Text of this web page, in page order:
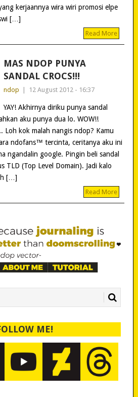
kerjaannya wira wiri promosi elpe
[…]
Read More
MAS NDOP PUNYA
SANDAL CROCS!!!
ndop 12 August 2012 - 16:37
YAY! Akhirnya diriku punya sandal
aku punya dua lo. WOW!!
Loh kok malah nangis ndop? Kamu
ndofans™ tercinta, ceritanya aku ini
ngandalin google. Pingin beli sandal
TLD (Top Level Domain). Jadi kalo
[…]
Read More
ME!